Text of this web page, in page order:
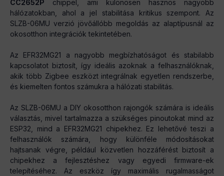
CC2652P chippel, ami különösen hasznos nagyobb
hálózatokban, ahol a jel stabilitása kritikus szempont. Az
SLZB-06MU verzió jövőállóbb megoldás az alaptípusnál az
okosotthon integrációk tekintetében.
Az EFR32MG21 a nagyobb megbízhatóságot és stabilabb
kapcsolatot biztosít, így ideális azoknak a felhasználóknak,
akik több Zigbee eszközt integrálnak egyetlen rendszerbe,
és kiemelten fontos számukra a hálózati stabilitás.
Az SLZB-06MU a DIY okosotthon rajongók számára is ideális
választás, mivel tartalmazza a szükséges pinoutokat mind az
ESP32, mind a EFR32MG21 chipekhez. Ez lehetővé teszi a
felhasználók számára, hogy különféle módosításokat
hajtsanak végre, például közvetlen hozzáférést biztosít a
chipekhez a fejlesztéshez vagy egyedi firmware-ek
telepítéséhez. Az eszköz így maximális rugalmasságot